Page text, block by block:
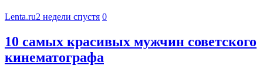
Lenta.ru2 недели спустя 0
10 самых красивых мужчин советского
кинематографа